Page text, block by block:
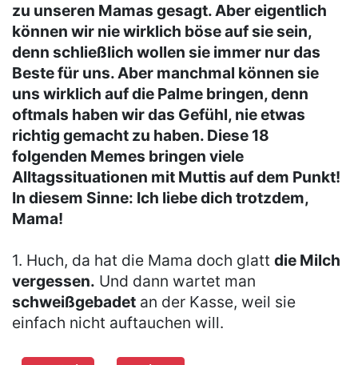
zu unseren Mamas gesagt. Aber eigentlich
können wir nie wirklich böse auf sie sein,
denn schließlich wollen sie immer nur das
Beste für uns. Aber manchmal können sie
uns wirklich auf die Palme bringen, denn
oftmals haben wir das Gefühl, nie etwas
richtig gemacht zu haben. Diese 18
folgenden Memes bringen viele
Alltagssituationen mit Muttis auf dem Punkt!
In diesem Sinne: Ich liebe dich trotzdem,
Mama!
1. Huch, da hat die Mama doch glatt die Milch
vergessen. Und dann wartet man
schweißgebadet an der Kasse, weil sie
einfach nicht auftauchen will.